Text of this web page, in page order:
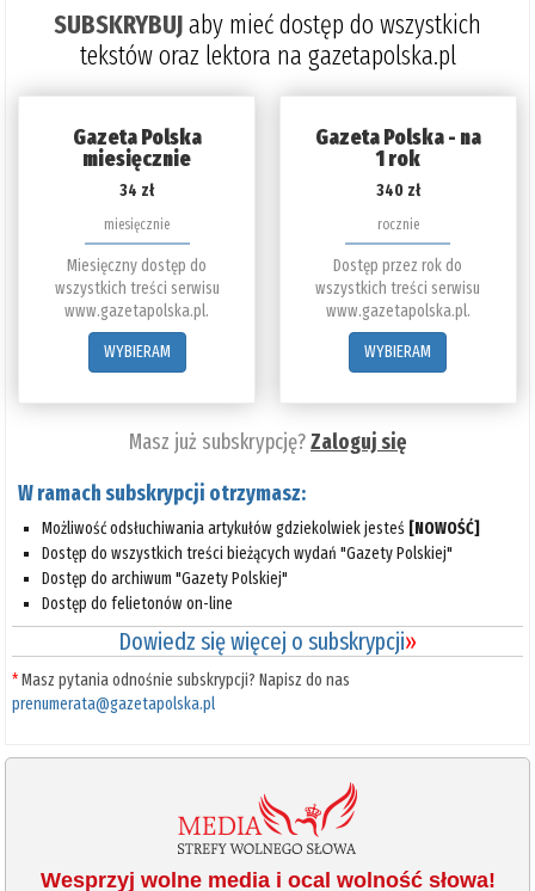
SUBSKRYBUJaby mieć dostęp do wszystkich
tekstów oraz lektora na gazetapolska.pl
Gazeta Polska
miesięcznie
34 zł
miesięcznie
Miesięczny dostęp do
wszystkich treści serwisu
www.gazetapolska.pl.
WYBIERAM
Gazeta Polska - na
1 rok
340 zł
rocznie
Dostęp przez rok do
wszystkich treści serwisu
www.gazetapolska.pl.
WYBIERAM
Masz już subskrypcję?Zaloguj się
W ramach subskrypcji otrzymasz:
Możliwość odsłuchiwania artykułów gdziekolwiek jesteś [NOWOŚĆ]
Dostęp do wszystkich treści bieżących wydań "Gazety Polskiej"
Dostęp do archiwum "Gazety Polskiej"
Dostęp do felietonów on-line
Dowiedz się więcej o subskrypcji»
*Masz pytania odnośnie subskrypcji? Napisz do nas
prenumerata@gazetapolska.pl
Wesprzyj wolne media i ocal wolność słowa!